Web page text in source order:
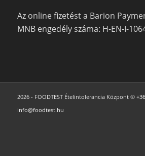
Az online fizetést a Barion
MNB engedély száma: H-EN-I-
2026 - FOODTEST Ételintolerancia Központ ©
info@foodtest.hu